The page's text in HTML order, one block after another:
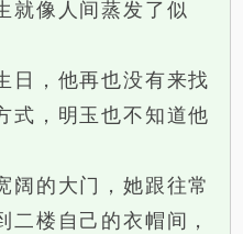
像人间蒸发了似
，他再也没有来找
式，明玉也不知道他
的大门，她跟往常
二楼自己的衣帽间，